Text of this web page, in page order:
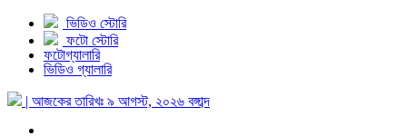
ভিডিও স্টোরি
ফটো স্টোরি
ফটোগ্যালারি
ভিডিও গ্যালারি
| আজকের তারিখঃ ৯ আগস্ট, ২০২৬ বঙ্গাব্দ